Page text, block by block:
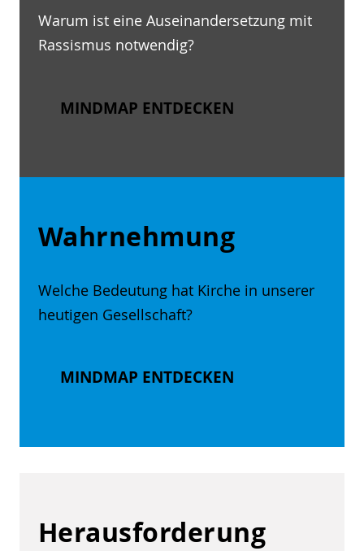
Warum ist eine Auseinandersetzung mit
Rassismus notwendig?
MINDMAP ENTDECKEN
Wahrnehmung
Welche Bedeutung hat Kirche in unserer
heutigen Gesellschaft?
MINDMAP ENTDECKEN
Herausforderung